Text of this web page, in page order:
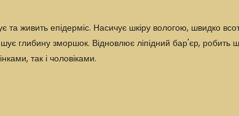
живить епідерміс. Насичує шкіру вологою, швидко
глибину зморшок. Відновлює ліпідний бар'єр, робить
так і чоловіками.